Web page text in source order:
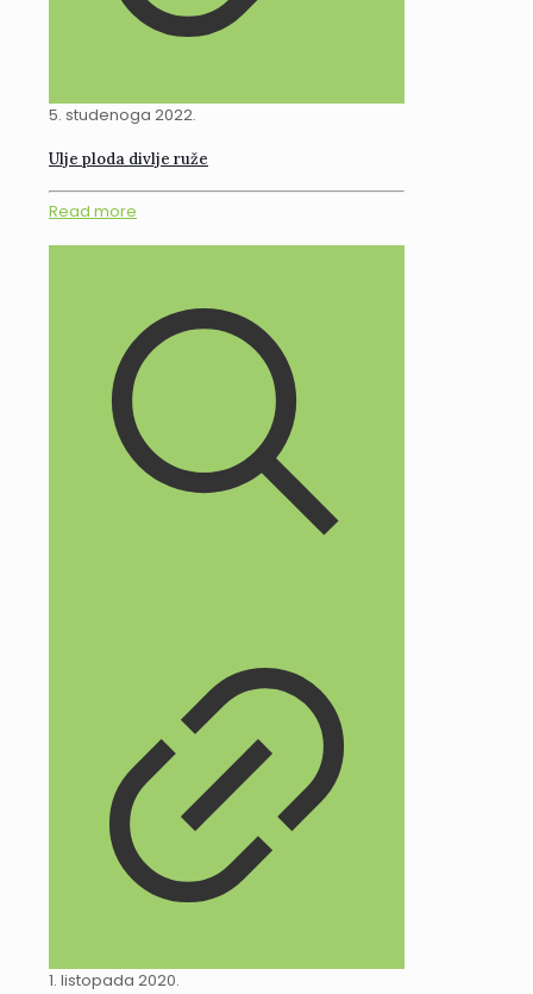
5. studenoga 2022.
Ulje ploda divlje ruže
Read more
1. listopada 2020.